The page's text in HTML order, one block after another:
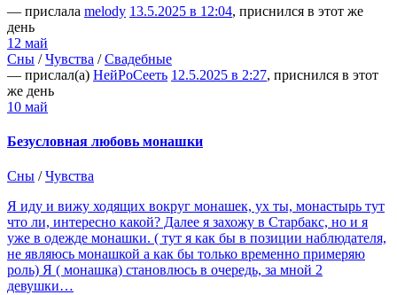
— прислала melody 13.5.2025 в 12:04, приснился в этот же
день
12 май
Сны /Чувства /Свадебные
— прислал(а) НейРоСееть 12.5.2025 в 2:27, приснился в этот
же день
10 май
Безусловная любовь монашки
Сны /Чувства
Я иду и вижу ходящих вокруг монашек, ух ты, монастырь тут
что ли, интересно какой? Далее я захожу в Старбакс, но и я
уже в одежде монашки. ( тут я как бы в позиции наблюдателя,
не являюсь монашкой а как бы только временно примеряю
роль) Я ( монашка) становлюсь в очередь, за мной 2
девушки…